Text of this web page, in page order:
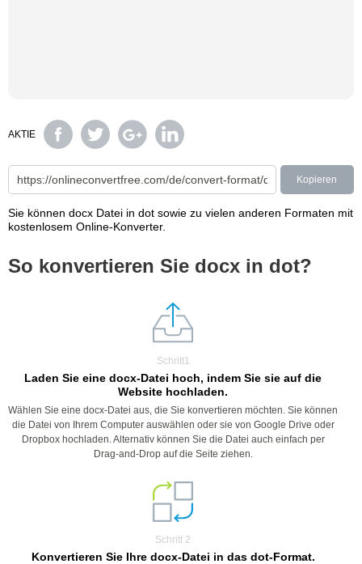
AKTIE
Kopieren
Sie können docx Datei in dot sowie zu vielen anderen Formaten mit
kostenlosem Online-Konverter.
So konvertieren Sie docx in dot?
Schritt1
Laden Sie eine docx-Datei hoch, indem Sie sie auf die
Website hochladen.
Wählen Sie eine docx-Datei aus, die Sie konvertieren möchten. Sie können
die Datei von Ihrem Computer auswählen oder sie von Google Drive oder
Dropbox hochladen. Alternativ können Sie die Datei auch einfach per
Drag-and-Drop auf die Seite ziehen.
Schritt 2
Konvertieren Sie Ihre docx-Datei in das dot-Format.